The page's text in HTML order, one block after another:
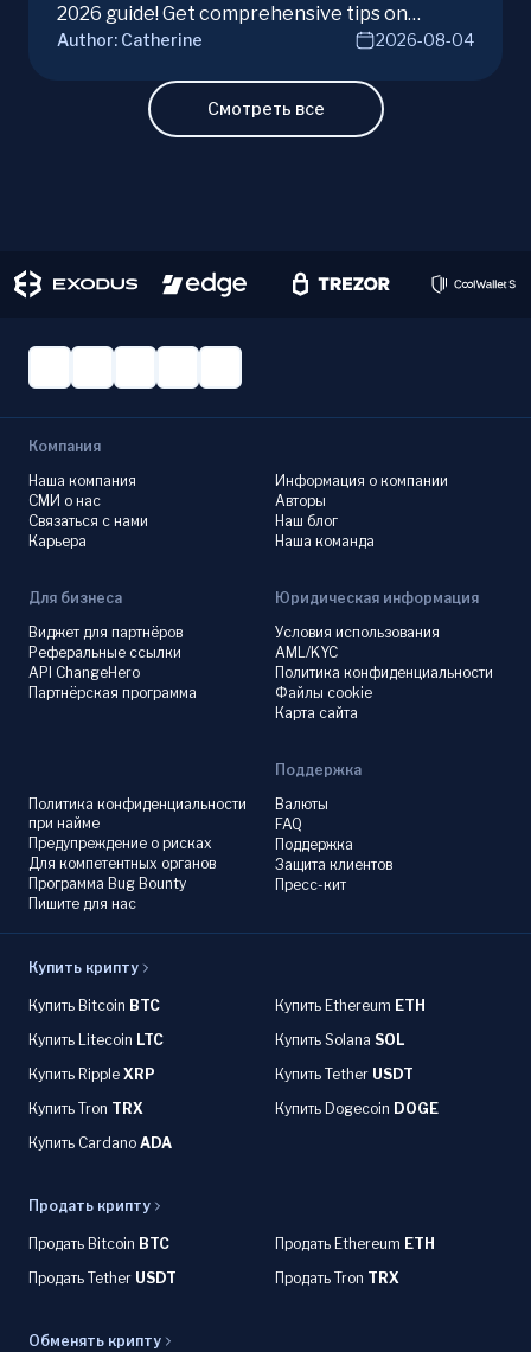
2026 guide! Get comprehensive tips on
hardware, software, and techniques for
Author: Catherine 2026-08-04
Смотреть все
Компания
Наша компания
СМИ о нас
Связаться с нами
Карьера
Информация о компании
Авторы
Наш блог
Наша команда
Для бизнеса
Виджет для партнёров
Реферальные ссылки
API ChangeHero
Партнёрская программа
Юридическая информация
Условия использования
AML/KYC
Политика конфиденциальности
Файлы cookie
Карта сайта
Политика конфиденциальности
при найме
Предупреждение о рисках
Для компетентных органов
Программа Bug Bounty
Пишите для нас
Поддержка
Валюты
FAQ
Поддержка
Защита клиентов
Пресс-кит
Купить крипту
Купить Bitcoin BTC Купить Ethereum ETH
Купить Litecoin LTC Купить Solana SOL
Купить Ripple XRP Купить Tether USDT
Купить Tron TRX Купить Dogecoin DOGE
Купить Cardano ADA
Продать крипту
Продать Bitcoin BTC Продать Ethereum ETH
Продать Tether USDT Продать Tron TRX
Обменять крипту